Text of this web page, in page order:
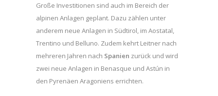
Große Investitionen sind auch im Bereich der
alpinen Anlagen geplant. Dazu zählen unter
anderem neue Anlagen in Südtirol, im Aostatal,
Trentino und Belluno. Zudem kehrt Leitner nach
mehreren Jahren nach Spanien zurück und wird
zwei neue Anlagen in Benasque und Astún in
den Pyrenäen Aragoniens errichten.